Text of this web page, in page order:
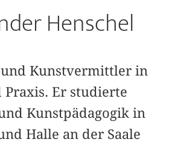
Henschel
Kunstvermittler in
Praxis. Er studierte
Kunstpädagogik in
Halle an der Saale